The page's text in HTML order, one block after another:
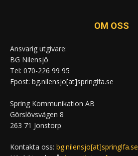
OM OSS
Ansvarig utgivare:
BG Nilensjö
Tel: 070-226 99 95
Epost: bg.nilensjo[at]springlfa.se
Spring Kommunikation AB
Görslövsvägen 8
263 71 Jonstorp
Kontakta oss: bg.nilensjo[at]springlfa.se